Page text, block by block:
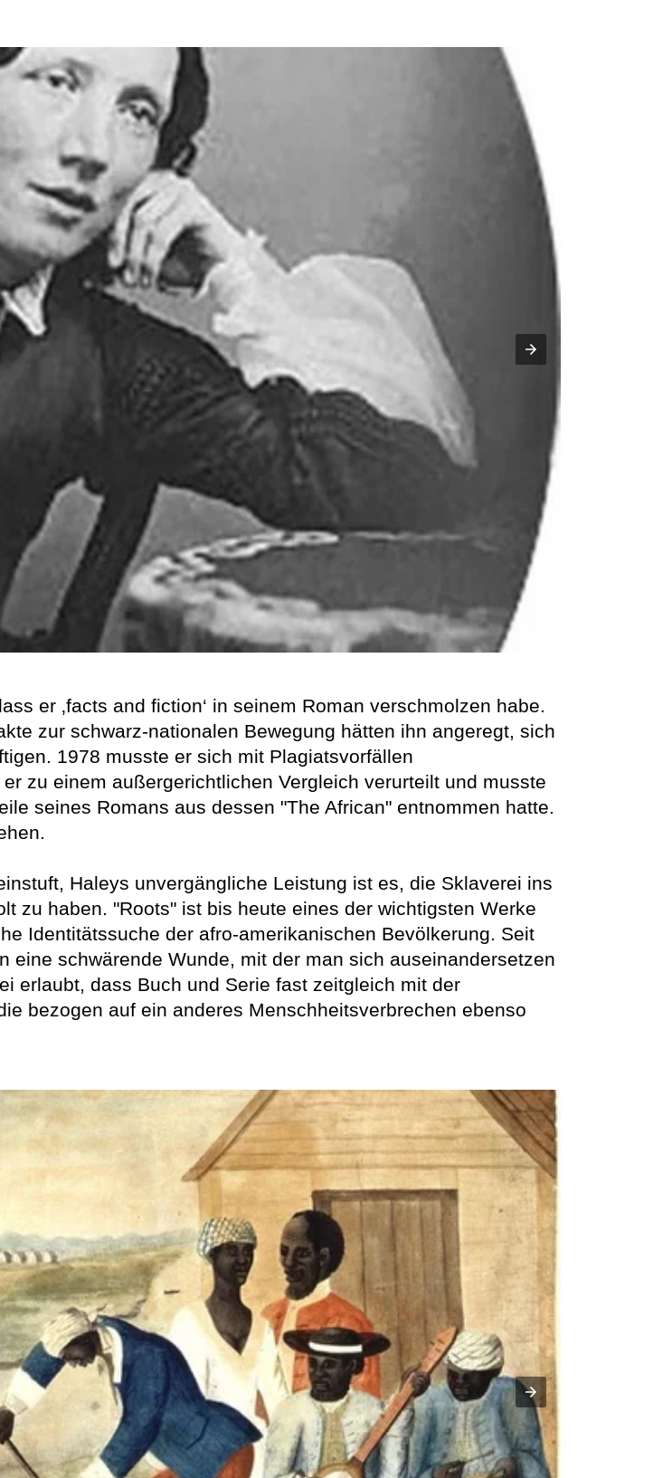
er ‚facts and fiction‘ in seinem Roman verschmolzen habe.
zur schwarz-nationalen Bewegung hätten ihn angeregt, sich
1978 musste er sich mit Plagiatsvorfällen
zu einem außergerichtlichen Vergleich verurteilt und musste
seines Romans aus dessen "The African" entnommen hatte.
Haleys unvergängliche Leistung ist es, die Sklaverei ins
zu haben. "Roots" ist bis heute eines der wichtigsten Werke
Identitätssuche der afro-amerikanischen Bevölkerung. Seit
eine schwärende Wunde, mit der man sich auseinandersetzen
erlaubt, dass Buch und Serie fast zeitgleich mit der
bezogen auf ein anderes Menschheitsverbrechen ebenso